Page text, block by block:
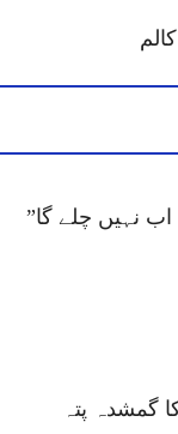
کالم
نہیں چلے گا”
گمشدہ پتہ